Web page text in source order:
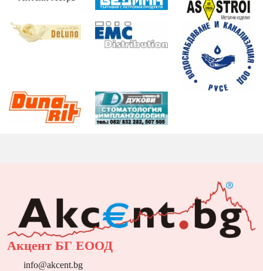
Акцент БГ ЕООД
info@akcent.bg